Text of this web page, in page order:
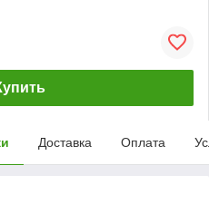
Доставка Оплата